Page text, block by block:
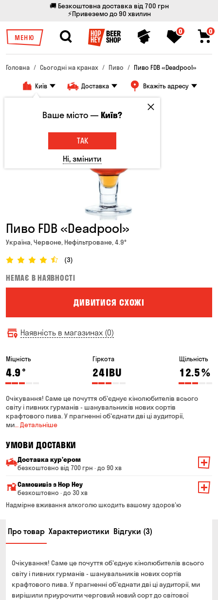
🚚 Безкоштовна доставка від 700 грн
⚡Привеземо до 90 хвилин
МЕНЮ
0 0
Головна Сьогодні на кранах Пиво Пиво FDB «Deadpool»
Київ Доставка Вкажіть адресу
Пиво FDB «Deadpool»
Україна, Червоне, Нефільтроване, 4.9°
(3)
НЕМАЄ В НАЯВНОСТІ
ДИВИТИСЯ СХОЖІ
Наявність в магазинах (0)
Міцність
4.9°
Гіркота
24IBU
Щільність
12.5%
Очікування! Саме це почуття об'єднує кінолюбителів всього
світу і пивних гурманів - шанувальників нових сортів
крафтового пива. У прагненні об'єднати дві ці аудиторії,
ми… Детальніше
УМОВИ ДОСТАВКИ
Доставка курʼєром
безкоштовно від 700 грн · до 90 хв
Мінімальна сума всього замовлення — 200 грн
Вартість доставки залежить від суми всього замовлення:
Від 200 до 299 грн
Від 400 до 699 грн
Від 700 грн безкоштовно
Термін доставки — до 90 хвилин
*на час доставки можуть впливати повітряні тривоги
Оплата:
Самовивіз з Hop Hey
безкоштовно · до 30 хв
Мінімальна сума всього замовлення — 250 грн
Можете без черги забрати з магазину в зручний для
Вас час
готівкою в магазині
банківською картою на сайті та в магазині
Надмірне вживання алкоголю шкодить вашому здоров'ю
Про товар Характеристики Відгуки (3)
Очікування! Саме це почуття об'єднує кінолюбителів всього
світу і пивних гурманів - шанувальників нових сортів
крафтового пива. У прагненні об'єднати дві ці аудиторії, ми
вирішили приурочити черговий новий сорт до світової
Ваше місто —Київ?
ТАК
Ні, змінити